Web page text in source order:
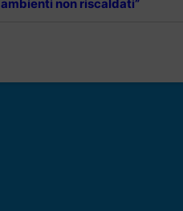
ambienti non riscaldati”